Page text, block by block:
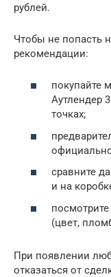
рублей.
Чтобы не попасть
рекомендации:
покупайте
Аутлендер
точках;
сравните
и на
(цвет,
При появлении
отказаться от